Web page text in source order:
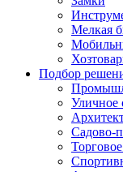
Мелкая
Подбор
Уличное
Садово-